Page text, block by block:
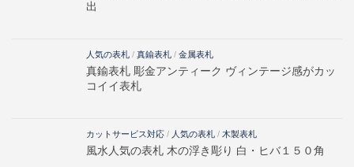
出
人気の表札 / 真鍮表札 / 金属表札
真鍮表札 彫金アンティーク ヴィンテージ感がカッ
コイイ表札
カットサービス対応 / 人気の表札 / 木製表札
風水人気の表札 木の浮き彫り 白・ヒバ１５０角